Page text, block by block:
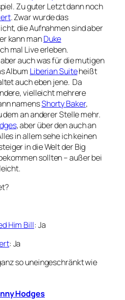
Zu guter Letzt dann noch
. Zwar wurde das
die Aufnahmen sind aber
kann manDuke
mal Live erleben.
auch was für die mutigen
Album Liberian Suiteheißt
auch eben jene. Da
vielleicht mehrere
namensShorty Baker,
an anderer Stelle mehr.
, aber über den auch an
in allem sehe ich keinen
in die Welt der Big
sollten – außer bei
Him Bill: Ja
: Ja
so uneingeschränkt wie
Hodges